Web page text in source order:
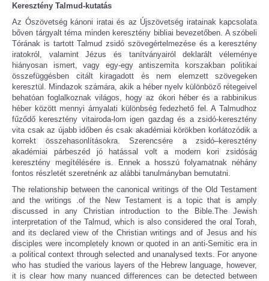
Keresztény Talmud-kutatás
Az Ószövetség kánoni iratai és az Újszövetség iratainak kapcsolata
bőven tárgyalt téma minden keresztény bibliai bevezetőben. A szóbeli
Tórának is tartott Talmud zsidó szövegértelmezése és a keresztény
iratokról, valamint Jézus és tanítványairól deklarált véleménye
hiányosan ismert, vagy egy-egy antiszemita korszakban politikai
összefüggésben citált kiragadott és nem elemzett szövegeken
keresztül. Mindazok számára, akik a héber nyelv különböző rétegeivel
behatóan foglalkoznak világos, hogy az ókori héber és a rabbinikus
héber között mennyi árnyalati különbség fedezhető fel. A Talmudhoz
fűződő keresztény vitairoda-lom igen gazdag és a zsidó-keresztény
vita csak az újabb időben és csak akadémiai körökben korlátozódik a
korrekt összehasonlításokra. Szerencsére a zsidó–keresztény
akadémiai párbeszéd jó hatással volt a modern kori zsidóság
keresztény megítélésére is. Ennek a hosszú folyamatnak néhány
fontos részletét szeretnénk az alábbi tanulmányban bemutatni.
The relationship between the canonical writings of the Old Testament
and the writings .of the New Testament is a topic that is amply
discussed in any Christian introduction to the Bible.The Jewish
interpretation of the Talmud, which is also considered the oral Torah,
and its declared view of the Christian writings and of Jesus and his
disciples were incompletely known or quoted in an anti-Semitic era in
a political context through selected and unanalysed texts. For anyone
who has studied the various layers of the Hebrew language, however,
it is clear how many nuanced differences can be detected between